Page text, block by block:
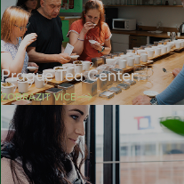
Prague Tea Center
ZOBRAZIT VÍCE